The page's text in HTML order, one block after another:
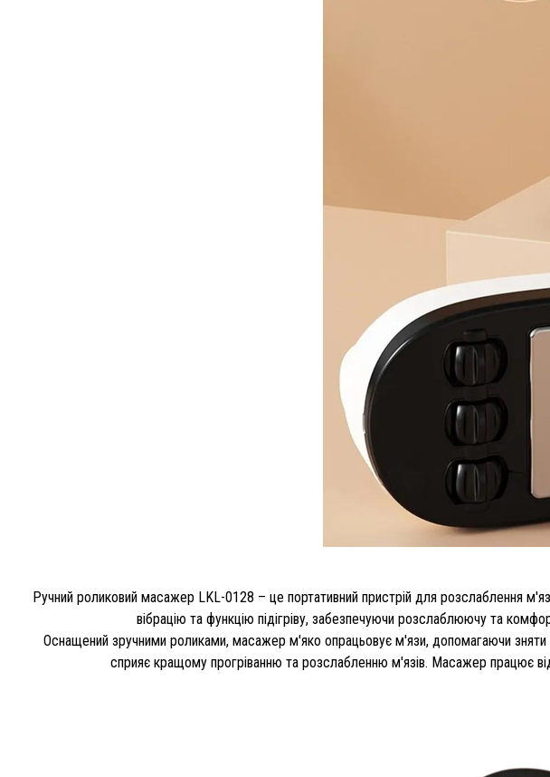
Ручний роликовий масажер LKL-0128 – це портативний пристрій для розслаблення
вібрацію та функцію підігріву, забезпечуючи розслаблюючу та
Оснащений зручними роликами, масажер м'яко опрацьовує м'язи, допомагаючи зняти
сприяє кращому прогріванню та розслабленню м'язів. Масажер працює